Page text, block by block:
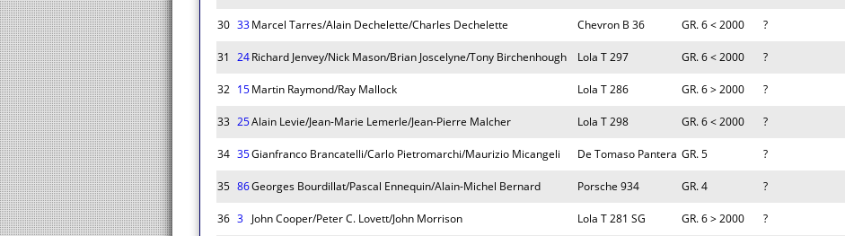
30 33Marcel Tarres/Alain Dechelette/Charles Dechelette Chevron B 36 GR. 6 < 2000 ?
31 24Richard Jenvey/Nick Mason/Brian Joscelyne/Tony Birchenhough Lola T 297 GR. 6 < 2000 ?
32 15Martin Raymond/Ray Mallock Lola T 286 GR. 6 > 2000 ?
33 25Alain Levie/Jean-Marie Lemerle/Jean-Pierre Malcher Lola T 298 GR. 6 < 2000 ?
34 35Gianfranco Brancatelli/Carlo Pietromarchi/Maurizio Micangeli De Tomaso Pantera GR. 5 ?
35 86Georges Bourdillat/Pascal Ennequin/Alain-Michel Bernard Porsche 934 GR. 4 ?
36 3 John Cooper/Peter C. Lovett/John Morrison Lola T 281 SG GR. 6 > 2000 ?